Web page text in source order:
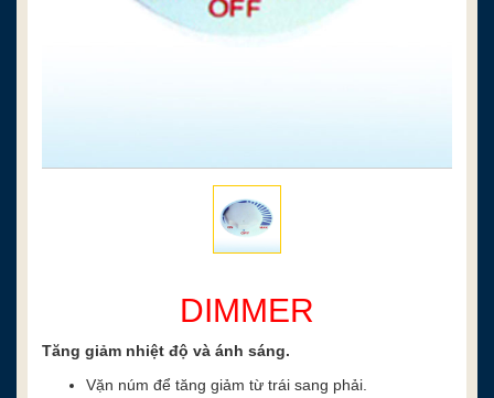
DIMMER
Tăng giảm nhiệt độ và ánh sáng.
Vặn núm để tăng giảm từ trái sang phải.